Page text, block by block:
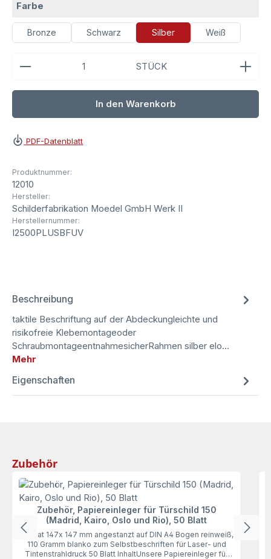
Farbe
Bronze Schwarz Silber Weiß
Produkt Anzahl: Gib den gewünschten Wert ein
STÜCK
In den Warenkorb
PDF-Datenblatt
Produktnummer:
12010
Hersteller:
Schilderfabrikation Moedel GmbH Werk II
Herstellernummer:
I2500PLUSBFUV
Beschreibung
taktile Beschriftung auf der Abdeckungleichte und
risikofreie Klebemontageoder
SchraubmontageentnahmesicherRahmen silber elo…
Mehr
Eigenschaften
Produktgalerie überspringen
Zubehör
Zubehör, Papiereinleger für Türschild 150
(Madrid, Kairo, Oslo und Rio), 50 Blatt
Format 147x 147 mm angestanzt auf DIN A4 Bogen reinweiß,
110 Gramm blanko zum Selbstbeschriften für Laser- und
Tintenstrahldruck 50 Blatt InhaltUnsere Papiereinleger für